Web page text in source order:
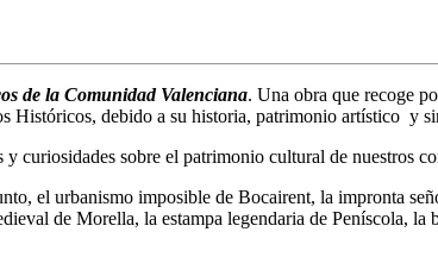
de la Comunidad Valenciana. Una obra que recoge
Históricos, debido a su historia, patrimonio artístico y
curiosidades sobre el patrimonio cultural de nuestros
el urbanismo imposible de Bocairent, la impronta
de Morella, la estampa legendaria de Peníscola, la